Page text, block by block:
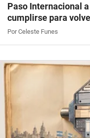
Paso Internacional
cumplirse para
Por Celeste Funes